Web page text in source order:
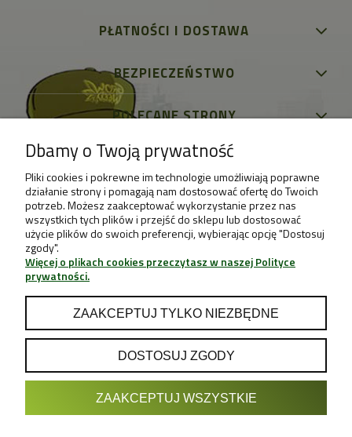
PŁATNOŚCI I DOSTAWA
BEZPIECZEŃSTWO
POLECANE STRONY
POKAŻ PEŁNĄ WERSJĘ STRONY
Dbamy o Twoją prywatność
Pliki cookies i pokrewne im technologie umożliwiają poprawne
działanie strony i pomagają nam dostosować ofertę do Twoich
potrzeb. Możesz zaakceptować wykorzystanie przez nas
wszystkich tych plików i przejść do sklepu lub dostosować
użycie plików do swoich preferencji, wybierając opcję "Dostosuj
zgody".
Więcej o plikach cookies przeczytasz w naszej Polityce
prywatności.
ZAAKCEPTUJ TYLKO NIEZBĘDNE
DOSTOSUJ ZGODY
ZAAKCEPTUJ WSZYSTKIE